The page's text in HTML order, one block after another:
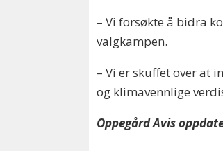
– Vi forsøkte å bidra
valgkampen.
– Vi er skuffet over at
og klimavennlige
Oppegård Avis